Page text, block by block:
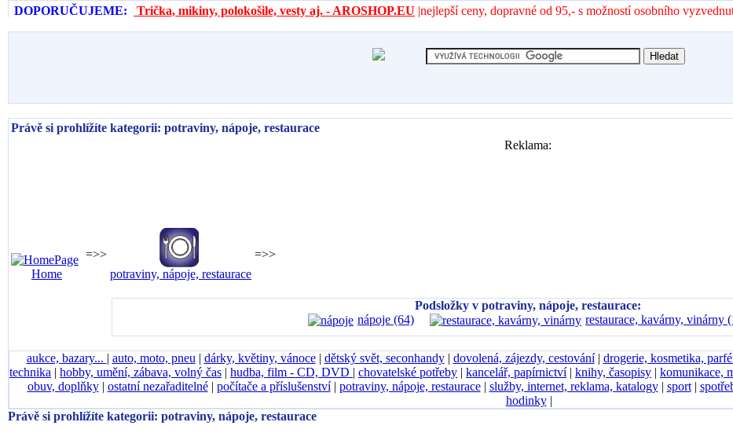
DOPORUČUJEME: Trička, mikiny, polokošile, vesty aj. - AROSHOP.EU |nejlepší ceny, dopravné od 95,- s možností osobního
Právě si prohlížíte kategorii: potraviny, nápoje, restaurace
Reklama:
Home
=>>
potraviny, nápoje, restaurace
=>>
Podsložky v potraviny, nápoje, restaurace:
nápoje (64)
restaurace, kavárny, vinárny
aukce, bazary... | auto, moto, pneu | dárky, květiny, vánoce| dětský svět, seconhandy| dovolená, zájezdy, cestování| drogerie, kosmetika,
technika | hobby, umění, zábava, volný čas | hudba, film - CD, DVD | chovatelské potřeby | kancelář, papírnictví| knihy, časopisy | komunikace,
obuv, doplňky| ostatní nezařaditelné| počítače a příslušenství| potraviny, nápoje, restaurace| služby, internet, reklama, katalogy| sport|
hodinky|
Právě si prohlížíte kategorii: potraviny, nápoje, restaurace